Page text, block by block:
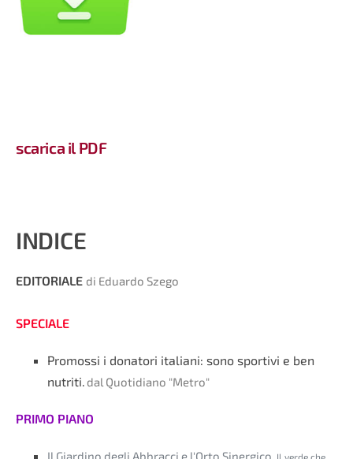
scarica il PDF
INDICE
EDITORIALE di Eduardo Szego
SPECIALE
Promossi i donatori italiani: sono sportivi e ben
nutriti. dal Quotidiano "Metro"
PRIMO PIANO
Il Giardino degli Abbracci e l'Orto Sinergico.